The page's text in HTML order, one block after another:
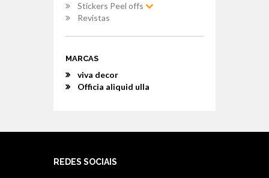
Stickers Peel offs
Revistas
MARCAS
viva decor
Officia aliquid ulla
REDES SOCIAIS